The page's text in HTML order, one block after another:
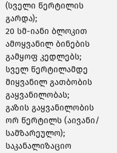
(სველი წერტილის
გარდა);
20 სმ-იანი ბლოკით
ამოყვანილ ბინების
გამყოფ კედლებს;
სველ წერტილამდე
მიყვანილ გათბობის
გაყვანილობას;
გაზის გაყვანილობის
ორ წერტილს (აივანი/
სამზარეულო);
საკანალიზაციო